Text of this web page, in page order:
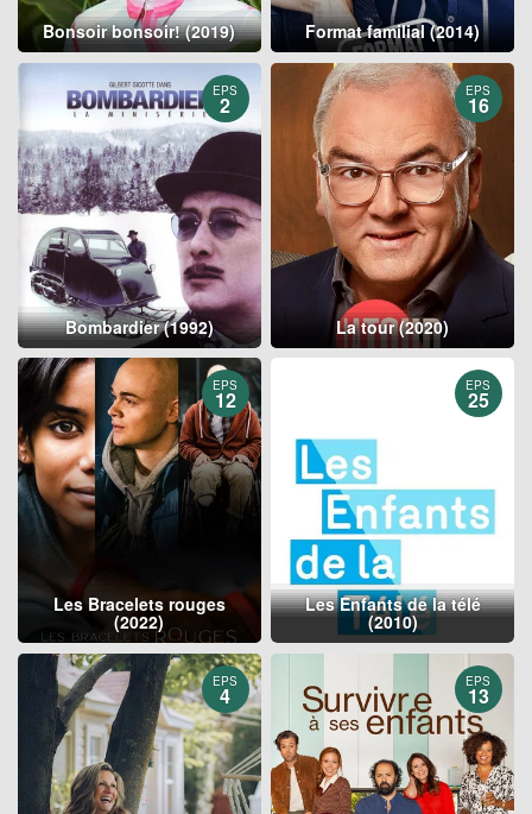
Bonsoir bonsoir! (2019) Format familial (2014)
EPS
2
Bombardier (1992)
EPS
16
La tour (2020)
EPS
12
Les Bracelets rouges
(2022)
EPS
25
Les Enfants de la télé
(2010)
EPS
4
EPS
13